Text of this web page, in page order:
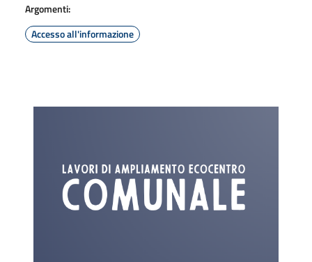
Argomenti:
Accesso all'informazione